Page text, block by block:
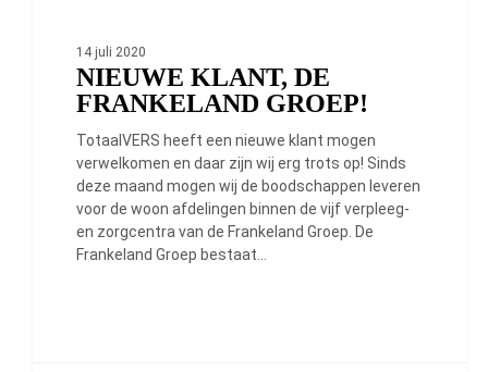
14 juli 2020
NIEUWE KLANT, DE
FRANKELAND GROEP!
TotaalVERS heeft een nieuwe klant mogen
verwelkomen en daar zijn wij erg trots op! Sinds
deze maand mogen wij de boodschappen leveren
voor de woon afdelingen binnen de vijf verpleeg-
en zorgcentra van de Frankeland Groep. De
Frankeland Groep bestaat…